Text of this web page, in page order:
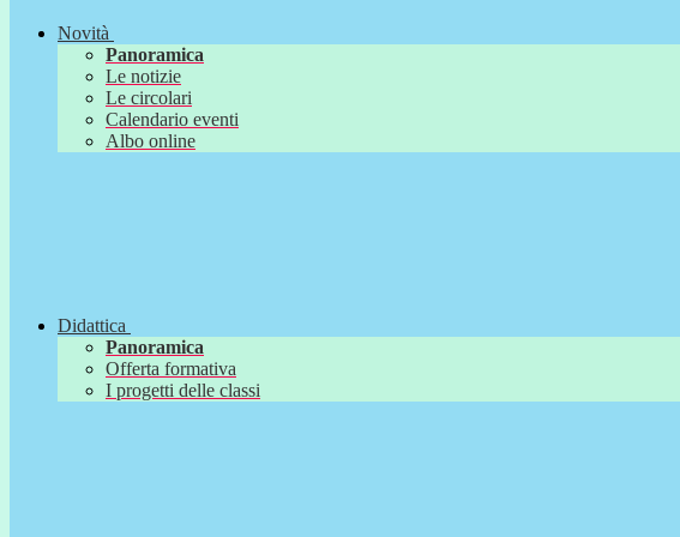
Novità
Panoramica
Le notizie
Le circolari
Calendario eventi
Albo online
Didattica
Panoramica
Offerta formativa
I progetti delle classi